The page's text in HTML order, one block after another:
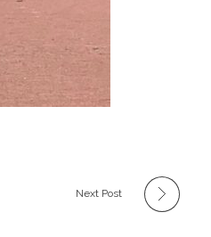
Next Post